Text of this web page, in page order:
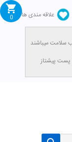
علاقه مندی ها
0